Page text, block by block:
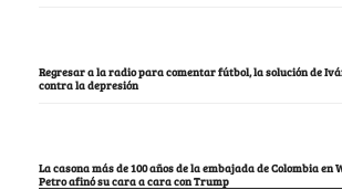
Regresar a la radio para comentar fútbol, la solución de
contra la depresión
La casona más de 100 años de la embajada de Colombia en
Petro afinó su cara a cara con Trump